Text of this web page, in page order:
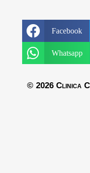
 Facebook
 Whatsapp
© 2026 Clinica